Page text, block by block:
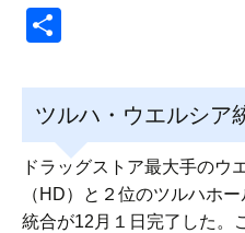
ツルハ・ウエルシア
ドラッグストア最大手のウ
（HD）と２位のツルハホ
統合が12月１日完了した。